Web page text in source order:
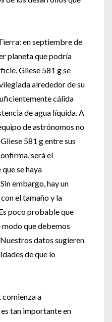
en septiembre de
planeta que podría
Gliese 581 g se
alrededor de su
cálida
de agua líquida. A
de astrónomos no
581 g entre sus
será el
se haya
embargo, hay un
el tamaño y la
poco probable que
que debemos
datos sugieren
de que lo
a
tan importante en